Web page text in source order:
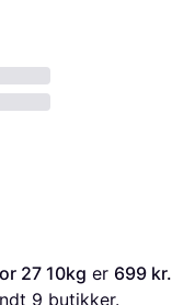
27 10kg er 699 kr.
9 butikker.